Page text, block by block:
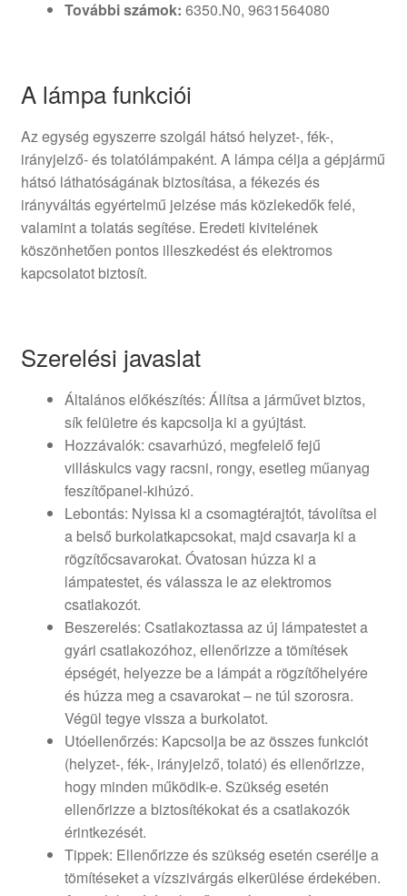
További számok: 6350.N0, 9631564080
A lámpa funkciói
Az egység egyszerre szolgál hátsó helyzet-, fék-,
irányjelző- és tolatólámpaként. A lámpa célja a gépjármű
hátsó láthatóságának biztosítása, a fékezés és
irányváltás egyértelmű jelzése más közlekedők felé,
valamint a tolatás segítése. Eredeti kivitelének
köszönhetően pontos illeszkedést és elektromos
kapcsolatot biztosít.
Szerelési javaslat
Általános előkészítés: Állítsa a járművet biztos,
sík felületre és kapcsolja ki a gyújtást.
Hozzávalók: csavarhúzó, megfelelő fejű
villáskulcs vagy racsni, rongy, esetleg műanyag
feszítőpanel-kihúzó.
Lebontás: Nyissa ki a csomagtérajtót, távolítsa el
a belső burkolatkapcsokat, majd csavarja ki a
rögzítőcsavarokat. Óvatosan húzza ki a
lámpatestet, és válassza le az elektromos
csatlakozót.
Beszerelés: Csatlakoztassa az új lámpatestet a
gyári csatlakozóhoz, ellenőrizze a tömítések
épségét, helyezze be a lámpát a rögzítőhelyére
és húzza meg a csavarokat – ne túl szorosra.
Végül tegye vissza a burkolatot.
Utóellenőrzés: Kapcsolja be az összes funkciót
(helyzet-, fék-, irányjelző, tolató) és ellenőrizze,
hogy minden működik-e. Szükség esetén
ellenőrizze a biztosítékokat és a csatlakozók
érintkezését.
Tippek: Ellenőrizze és szükség esetén cserélje a
tömítéseket a vízszivárgás elkerülése érdekében.